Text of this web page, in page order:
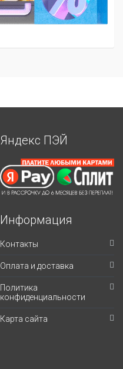
Яндекс ПЭЙ
Информация
Контакты
Оплата и доставка
Политика
конфиденциальности
Карта сайта